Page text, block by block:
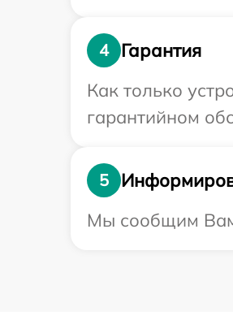
4
Гарантия
Как только
гарантийном
5
Мы сообщим Вам